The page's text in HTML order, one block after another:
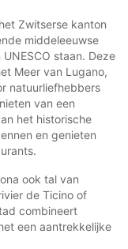
Zwitserse kanton
middeleeuwse
staan. Deze
Meer van Lugano,
natuurliefhebbers
van een
het historische
en genieten
ook tal van
de Ticino of
combineert
een aantrekkelijke